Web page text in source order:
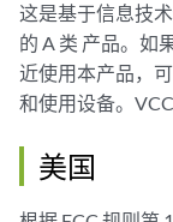
这是基于信息技
的 A 类 产品。如
近使用本产品，
和使用设备。
美国